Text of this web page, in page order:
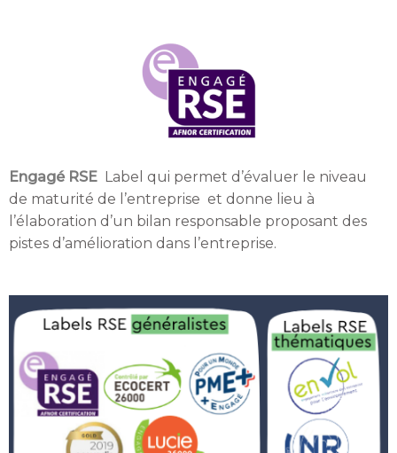
Engagé RSE Label qui permet d’évaluer le niveau
de maturité de l’entreprise et donne lieu à
l’élaboration d’un bilan responsable proposant des
pistes d’amélioration dans l’entreprise.